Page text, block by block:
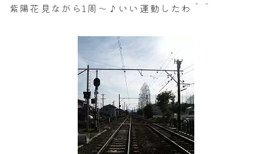
紫陽花見ながら1周～♪いい運動したわ＾＾